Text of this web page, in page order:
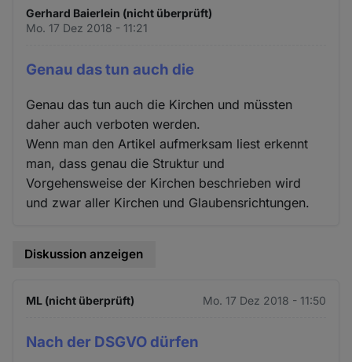
Gerhard Baierlein (nicht überprüft)
Mo. 17 Dez 2018 - 11:21
Genau das tun auch die
Genau das tun auch die Kirchen und müssten
daher auch verboten werden.
Wenn man den Artikel aufmerksam liest erkennt
man, dass genau die Struktur und
Vorgehensweise der Kirchen beschrieben wird
und zwar aller Kirchen und Glaubensrichtungen.
Diskussion anzeigen
ML (nicht überprüft) Mo. 17 Dez 2018 - 11:50
Nach der DSGVO dürfen